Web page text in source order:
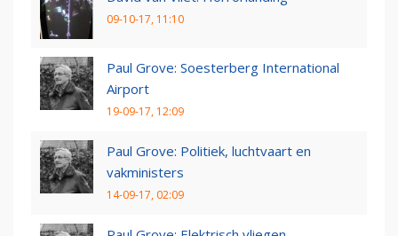
09-10-17, 11:10
Paul Grove: Soesterberg International
Airport
19-09-17, 12:09
Paul Grove: Politiek, luchtvaart en
vakministers
14-09-17, 02:09